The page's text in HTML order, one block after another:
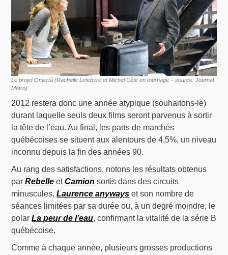
Le projet Omertà (Rachelle Lefebvre et Michel Côté en tournage – source: Journal
Métro)
2012 restera donc une année atypique (souhaitons-le)
durant laquelle seuls deux films seront parvenus à sortir
la tête de l’eau. Au final, les parts de marchés
québécoises se situent aux alentours de 4,5%, un niveau
inconnu depuis la fin des années 90.
Au rang des satisfactions, notons les résultats obtenus
parRebelle etCamion sortis dans des circuits
minuscules,Laurence anyways et son nombre de
séances limitées par sa durée ou, à un degré moindre, le
polarLa peur de l’eau, confirmant la vitalité de la série B
québécoise.
Comme à chaque année, plusieurs grosses productions